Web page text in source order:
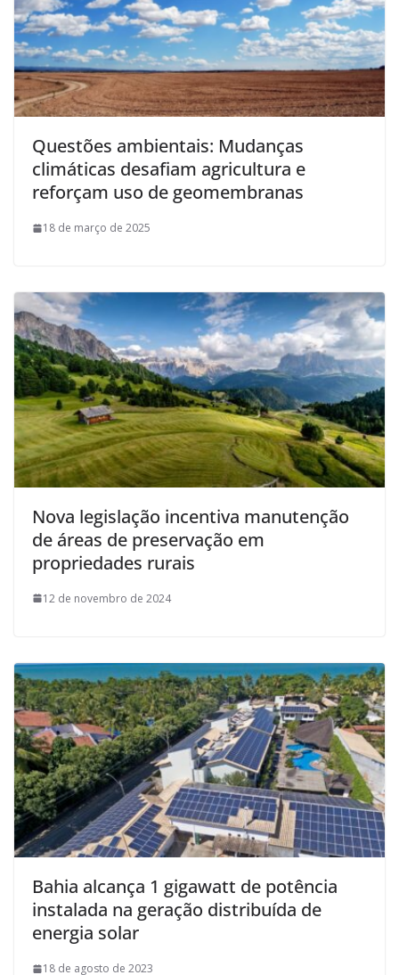
Questões ambientais: Mudanças
climáticas desafiam agricultura e
reforçam uso de geomembranas
18 de março de 2025
Nova legislação incentiva manutenção
de áreas de preservação em
propriedades rurais
12 de novembro de 2024
Bahia alcança 1 gigawatt de potência
instalada na geração distribuída de
energia solar
18 de agosto de 2023